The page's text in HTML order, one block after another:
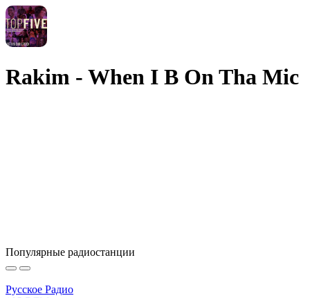
Rakim - When I B On Tha Mic
Популярные радиостанции
Русское Радио